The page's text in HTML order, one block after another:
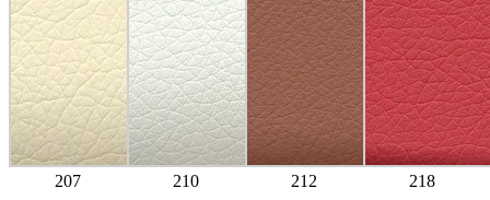
207 210 212 218